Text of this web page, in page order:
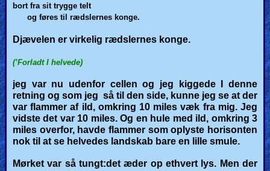
bort fra sit trygge telt
og føres til rædslernes konge.
Djævelen er virkelig rædslernes konge.
(’Forladt I helvede)
jeg var nu udenfor cellen og jeg kiggede I denne
retning og som jeg så til den side, kunne jeg se at der
var flammer af ild, omkring 10 miles væk fra mig. Jeg
vidste det var 10 miles.Og en hule med ild, omkring 3
miles overfor, havde flammer som oplyste horisonten
nok til at se helvedes landskab bare en lille smule.
Mørket var så tungt:det æder op ethvert lys. Men der